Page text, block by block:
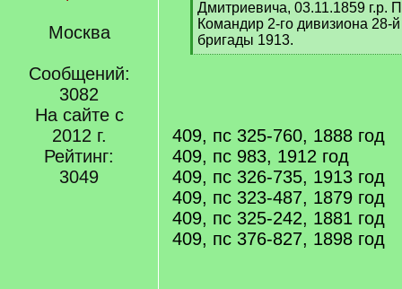
Москва
Сообщений:
3082
На сайте с
2012 г.
Рейтинг:
3049
]
Дмитриевича, 03.11.1859 г.р.
Командир 2-го дивизиона 28-
бригады 1913.
[
409, пс 325-760, 1888 год
409, пс 983, 1912 год
409, пс 326-735, 1913 год
409, пс 323-487, 1879 год
409, пс 325-242, 1881 год
409, пс 376-827, 1898 год